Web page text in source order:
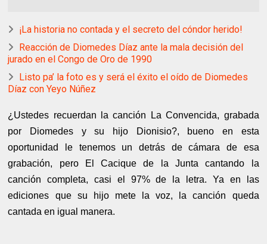
¡La historia no contada y el secreto del cóndor herido!
Reacción de Diomedes Díaz ante la mala decisión del
jurado en el Congo de Oro de 1990
Listo pa’ la foto es y será el éxito el oído de Diomedes
Díaz con Yeyo Núñez
¿Ustedes recuerdan la canción La Convencida, grabada
por Diomedes y su hijo Dionisio?, bueno en esta
oportunidad le tenemos un detrás de cámara de esa
grabación, pero El Cacique de la Junta cantando la
canción completa, casi el 97% de la letra. Ya en las
ediciones que su hijo mete la voz, la canción queda
cantada en igual manera.